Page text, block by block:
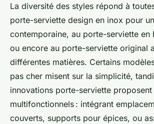
La diversité des styles répond à
porte-serviette design en inox pour
contemporaine, au porte-serviette en
ou encore au porte-serviette original
différentes matières. Certains
pas cher misent sur la simplicité,
innovations porte-serviette proposent
multifonctionnels : intégrant
couverts, supports pour épices, ou